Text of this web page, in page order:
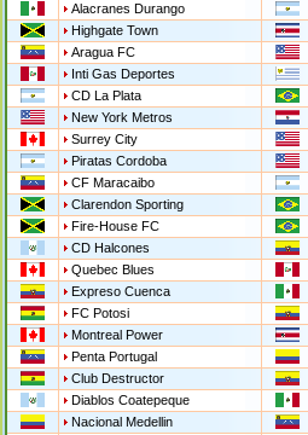
Alacranes Durango
Highgate Town
Aragua FC
Inti Gas Deportes
CD La Plata
New York Metros
Surrey City
Piratas Cordoba
CF Maracaibo
Clarendon Sporting
Fire-House FC
CD Halcones
Quebec Blues
Expreso Cuenca
FC Potosi
Montreal Power
Penta Portugal
Club Destructor
Diablos Coatepeque
Nacional Medellin